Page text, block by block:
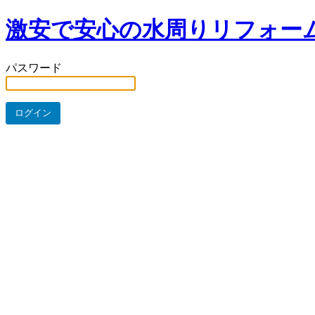
激安で安心の水周りリフォー
パスワード